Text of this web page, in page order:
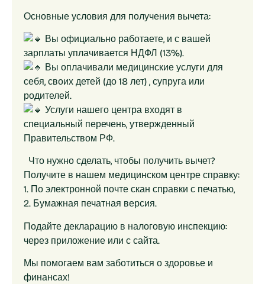
Основные условия для получения вычета:
Вы официально работаете, и с вашей
зарплаты уплачивается НДФЛ (13%).
Вы оплачивали медицинские услуги для
себя, своих детей (до 18 лет) , супруга или
родителей.
Услуги нашего центра входят в
специальный перечень, утвержденный
Правительством РФ.
Что нужно сделать, чтобы получить вычет?
Получите в нашем медицинском центре справку:
1. По электронной почте скан справки с печатью,
2. Бумажная печатная версия.
Подайте декларацию в налоговую инспекцию:
через приложение или с сайта.
Мы помогаем вам заботиться о здоровье и
финансах!